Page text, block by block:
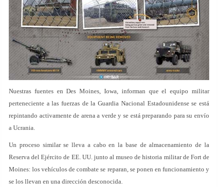
Nuestras fuentes en Des Moines, Iowa, informan que el equipo militar
perteneciente a las fuerzas de la Guardia Nacional Estadounidense se está
repintando activamente de arena a verde y se está preparando para su envío
a Ucrania.
Un proceso similar se lleva a cabo en la base de almacenamiento de la
Reserva del Ejército de EE. UU. junto al museo de historia militar de Fort de
Moines: los vehículos de combate se reparan, se ponen en funcionamiento y
se los llevan en una dirección desconocida.